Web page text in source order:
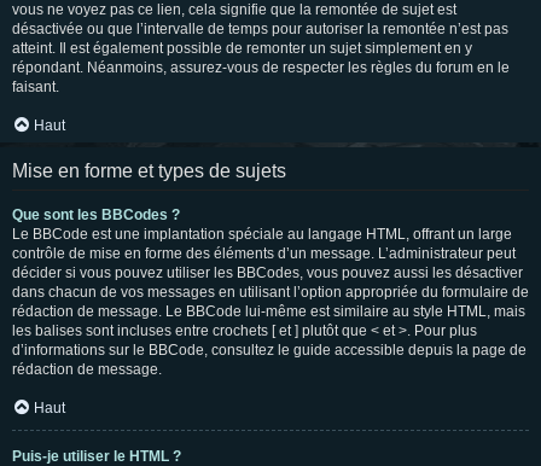
vous ne voyez pas ce lien, cela signifie que la remontée de sujet est
désactivée ou que l’intervalle de temps pour autoriser la remontée n’est pas
atteint. Il est également possible de remonter un sujet simplement en y
répondant. Néanmoins, assurez-vous de respecter les règles du forum en le
faisant.
Haut
Mise en forme et types de sujets
Que sont les BBCodes ?
Le BBCode est une implantation spéciale au langage HTML, offrant un large
contrôle de mise en forme des éléments d’un message. L’administrateur peut
décider si vous pouvez utiliser les BBCodes, vous pouvez aussi les désactiver
dans chacun de vos messages en utilisant l’option appropriée du formulaire de
rédaction de message. Le BBCode lui-même est similaire au style HTML, mais
les balises sont incluses entre crochets [ et ] plutôt que < et >. Pour plus
d’informations sur le BBCode, consultez le guide accessible depuis la page de
rédaction de message.
Haut
Puis-je utiliser le HTML ?